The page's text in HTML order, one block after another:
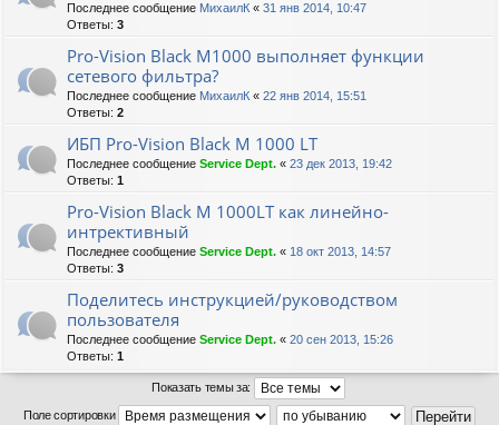
Последнее сообщение МихаилК « 31 янв 2014, 10:47
Ответы: 3
Pro-Vision Black M1000 выполняет функции
сетевого фильтра?
Последнее сообщение МихаилК « 22 янв 2014, 15:51
Ответы: 2
ИБП Pro-Vision Black M 1000 LT
Последнее сообщение Service Dept. « 23 дек 2013, 19:42
Ответы: 1
Pro-Vision Black M 1000LT как линейно-
интрективный
Последнее сообщение Service Dept. « 18 окт 2013, 14:57
Ответы: 3
Поделитесь инструкцией/руководством
пользователя
Последнее сообщение Service Dept. « 20 сен 2013, 15:26
Ответы: 1
Показать темы за:
Поле сортировки